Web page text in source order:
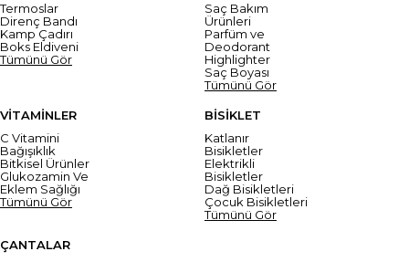
Termoslar
Direnç Bandı
Kamp Çadırı
Boks Eldiveni
Tümünü Gör
Saç Bakım
Ürünleri
Parfüm ve
Deodorant
Highlighter
Saç Boyası
Tümünü Gör
VİTAMİNLER
C Vitamini
Bağışıklık
Bitkisel Ürünler
Glukozamin Ve
Eklem Sağlığı
Tümünü Gör
BİSİKLET
Katlanır
Bisikletler
Elektrikli
Bisikletler
Dağ Bisikletleri
Çocuk Bisikletleri
Tümünü Gör
ÇANTALAR